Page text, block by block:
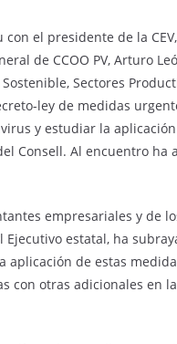
el presidente de la
de CCOO PV, Arturo
Sectores
ley de medidas
y estudiar la
Consell. Al encuentro ha
empresariales y de
estatal, ha
de estas
con otras adicionales en